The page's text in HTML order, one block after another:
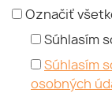
Označiť
Súhlasím
Súhlasím
osobných